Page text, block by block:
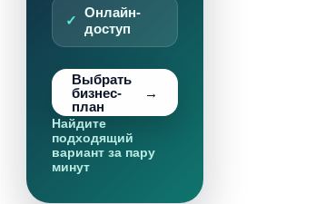
Онлайн-
доступ
Выбрать
бизнес-
план
Найдите
подходящий
вариант за пару
минут